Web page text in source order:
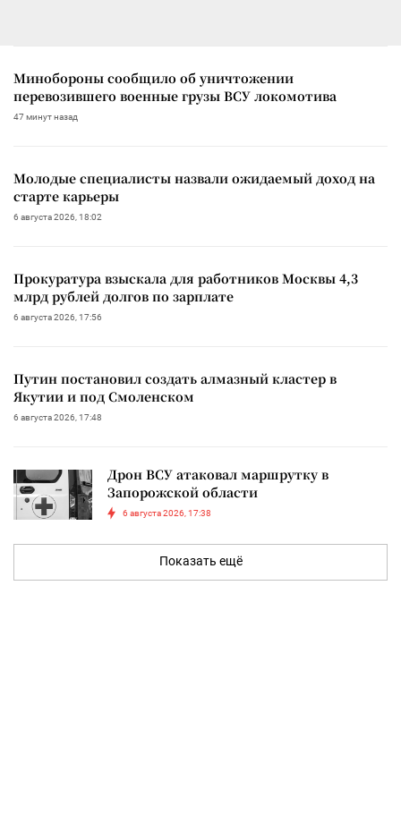
Минобороны сообщило об уничтожении
перевозившего военные грузы ВСУ локомотива
47 минут назад
Молодые специалисты назвали ожидаемый доход на
старте карьеры
6 августа 2026, 18:02
Прокуратура взыскала для работников Москвы 4,3
млрд рублей долгов по зарплате
6 августа 2026, 17:56
Путин постановил создать алмазный кластер в
Якутии и под Смоленском
6 августа 2026, 17:48
Дрон ВСУ атаковал маршрутку в
Запорожской области
6 августа 2026, 17:38
Показать ещё